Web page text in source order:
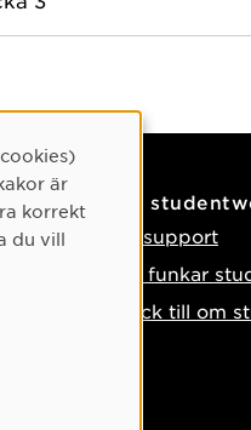
På
IT-support
Så funkar
Tyck till om
är
korrekt
du vill